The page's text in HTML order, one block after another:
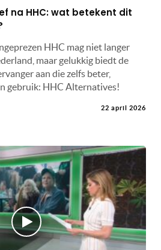
na HHC: wat betekent dit
HHC mag niet langer
maar gelukkig biedt de
aan die zelfs beter,
gebruik: HHC Alternatives!
22 april 2026